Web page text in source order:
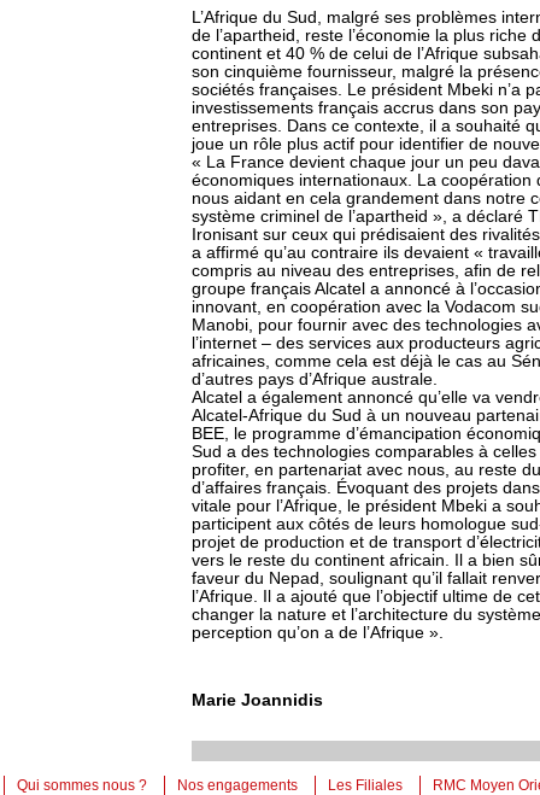
L’Afrique du Sud, malgré ses problèmes
de l’apartheid, reste l’économie la plus riche
continent et 40 % de celui de l’Afrique
son cinquième fournisseur, malgré la
sociétés françaises. Le président Mbeki n’a
investissements français accrus dans son
entreprises. Dans ce contexte, il a souhaité
joue un rôle plus actif pour identifier de
« La France devient chaque jour un peu
économiques internationaux. La coopération
nous aidant en cela grandement dans notre
système criminel de l’apartheid », a déclaré
Ironisant sur ceux qui prédisaient des
a affirmé qu’au contraire ils devaient «
compris au niveau des entreprises, afin de
groupe français Alcatel a annoncé à
innovant, en coopération avec la Vodacom
Manobi, pour fournir avec des technologies
l’internet – des services aux producteurs
africaines, comme cela est déjà le cas au
d’autres pays d’Afrique australe.
Alcatel a également annoncé qu’elle va
Alcatel-Afrique du Sud à un nouveau
BEE, le programme d’émancipation
Sud a des technologies comparables à
profiter, en partenariat avec nous, au reste
d’affaires français. Évoquant des projets
vitale pour l’Afrique, le président Mbeki a
participent aux côtés de leurs homologue
projet de production et de transport
vers le reste du continent africain. Il a bien
faveur du Nepad, soulignant qu’il fallait
l’Afrique. Il a ajouté que l’objectif ultime de
changer la nature et l’architecture du
perception qu’on a de l’Afrique ».
Marie Joannidis
Qui sommes nous ? Nos engagements Les Filiales RMC Moyen